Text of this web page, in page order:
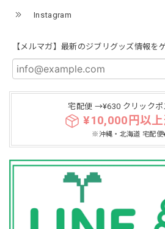
Instagram
【メルマガ】最新のジブリグッズ情報を
宅配便 →¥630 クリック
¥10,000円以
※沖縄・北海道 宅配便